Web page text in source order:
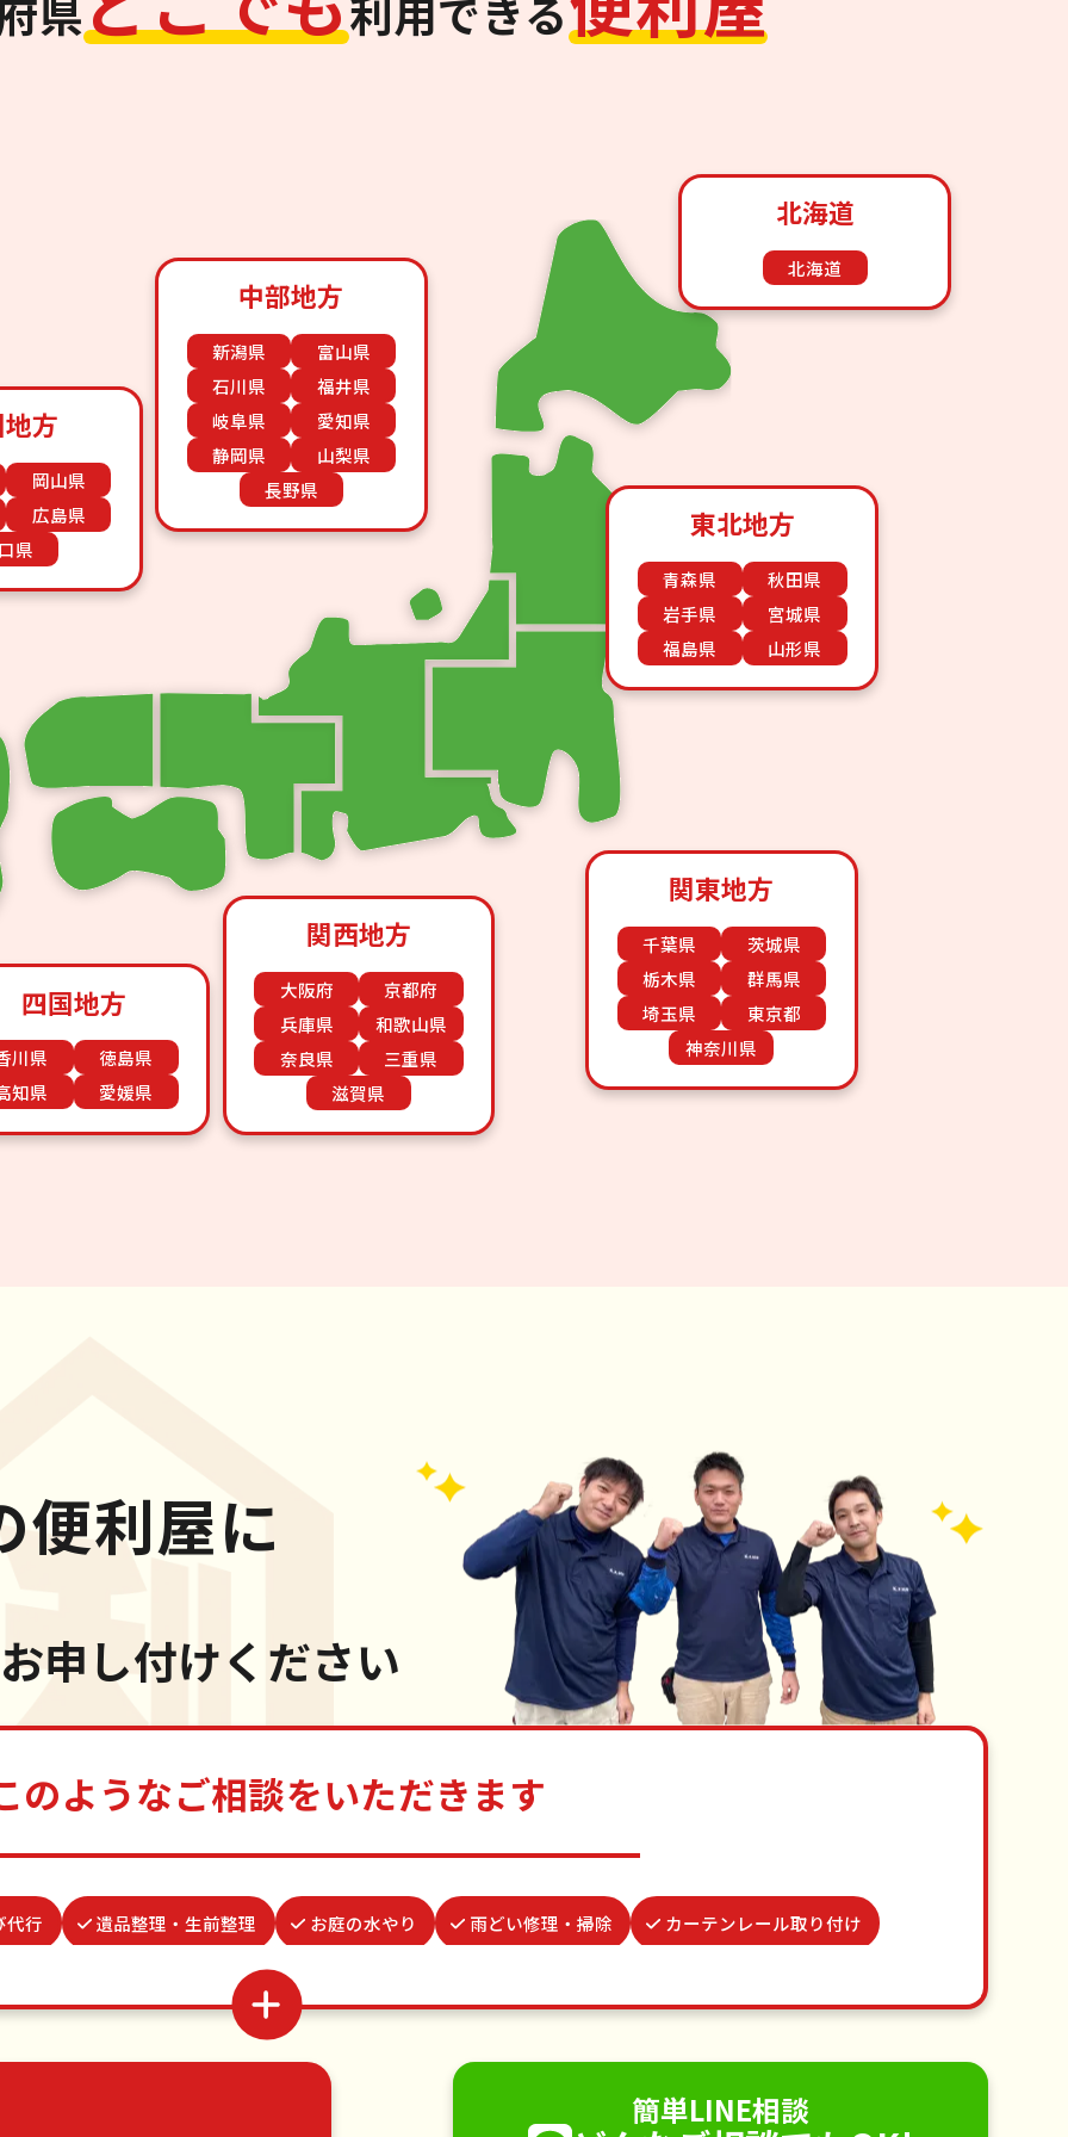
県 利用できる
北海道
北海道
東北地方
青森県
秋田県
岩手県
宮城県
福島県
山形県
関東地方
千葉県
茨城県
栃木県
群馬県
埼玉県
東京都
神奈川県
中部地方
新潟県
富山県
石川県
福井県
岐阜県
愛知県
静岡県
山梨県
長野県
関西地方
大阪府
京都府
兵庫県
和歌山県
奈良県
三重県
滋賀県
四国地方
川県
徳島県
知県
愛媛県
方
岡山県
広島県
県
便利屋に
お申し付けください
のようなご相談をいただきます
代行 遺品整理・生前整理 お庭の水やり 雨どい修理・掃除 カーテンレール取り付け
買い物代行
ゴキブリ駆除
簡単LINE相談